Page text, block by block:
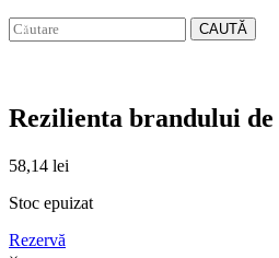
CAUTĂ
Rezilienta brandului
58,14 lei
Stoc epuizat
Rezervă